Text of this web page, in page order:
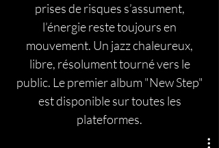
prises de risques s’assument,
l’énergie reste toujours en
mouvement. Un jazz chaleureux,
libre, résolument tourné vers le
public. Le premier album "New Step"
est disponible sur toutes les
plateformes.